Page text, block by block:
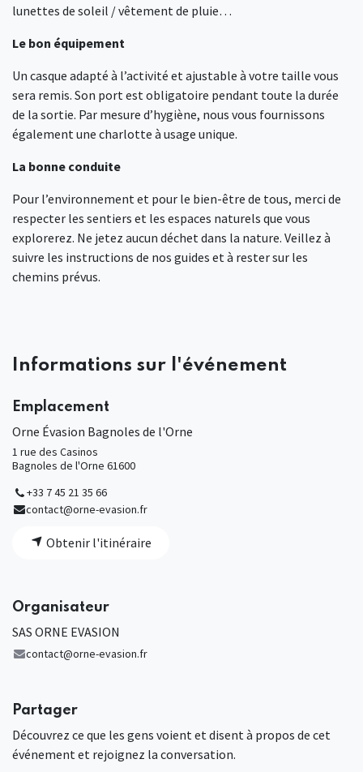
lunettes de soleil / vêtement de pluie…
Le bon équipement
Un casque adapté à l’activité et ajustable à votre taille vous
sera remis. Son port est obligatoire pendant toute la durée
de la sortie. Par mesure d’hygiène, nous vous fournissons
également une charlotte à usage unique.
La bonne conduite
Pour l’environnement et pour le bien-être de tous, merci de
respecter les sentiers et les espaces naturels que vous
explorerez. Ne jetez aucun déchet dans la nature. Veillez à
suivre les instructions de nos guides et à rester sur les
chemins prévus.
Informations sur l'événement
Emplacement
Orne Évasion Bagnoles de l'Orne
1 rue des Casinos
Bagnoles de l'Orne 61600
+33 7 45 21 35 66
contact@orne-evasion.fr
Obtenir l'itinéraire
Organisateur
SAS ORNE EVASION
contact@orne-evasion.fr
Partager
Découvrez ce que les gens voient et disent à propos de cet
événement et rejoignez la conversation.